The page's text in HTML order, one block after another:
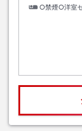
○禁煙○洋室